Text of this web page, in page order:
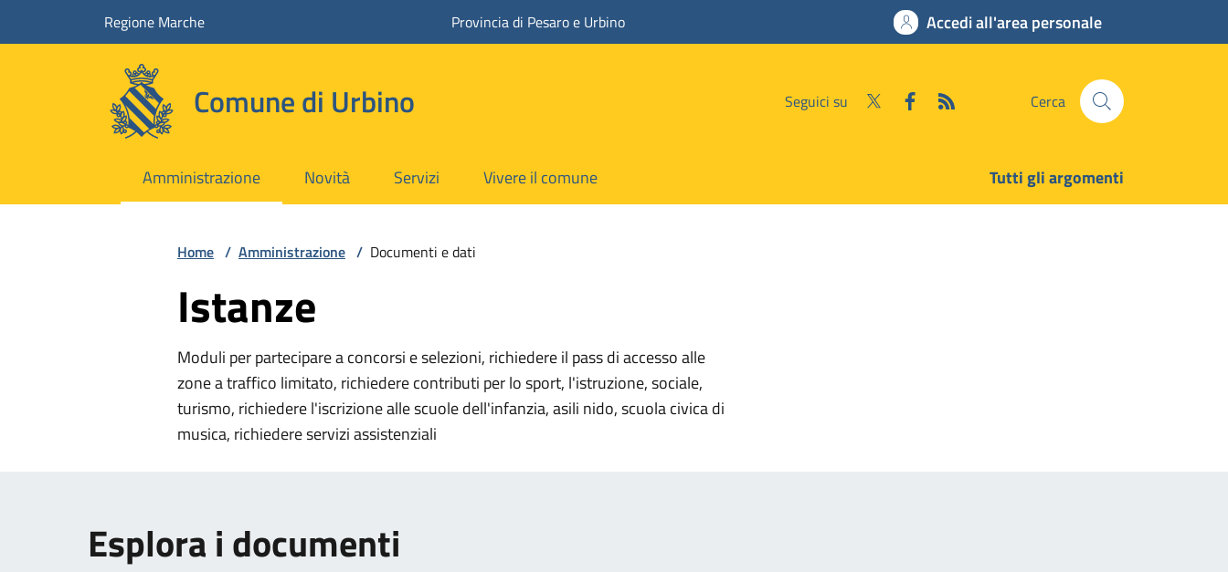
Vai ai contenutiRegione Marche Provincia di Pesaro e Urbino Accedi all'area personale
Comune di Urbino Seguici su Cerca
Amministrazione Novità Servizi Vivere il comune Tutti gli argomenti
Home / Amministrazione / Documenti e dati
Istanze
Moduli per partecipare a concorsi e selezioni, richiedere il pass di accesso alle
zone a traffico limitato, richiedere contributi per lo sport, l'istruzione, sociale,
turismo, richiedere l'iscrizione alle scuole dell'infanzia, asili nido, scuola civica di
musica, richiedere servizi assistenziali
Esplora i documenti